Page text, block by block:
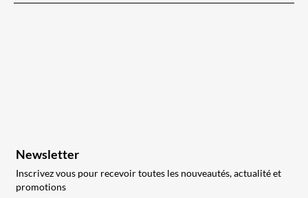
Newsletter
Inscrivez vous pour recevoir toutes les nouveautés, actualité et
promotions